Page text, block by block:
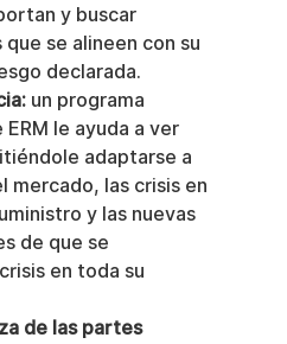
y buscar
se alineen con su
declarada.
un programa
le ayuda a ver
adaptarse a
mercado, las crisis en
y las nuevas
de que se
en toda su
de las partes